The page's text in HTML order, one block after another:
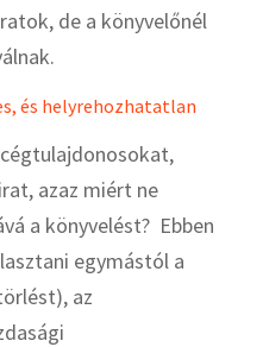
de a könyvelőnél
és helyrehozhatatlan
azaz miért ne
a könyvelést? Ebben
egymástól a
az